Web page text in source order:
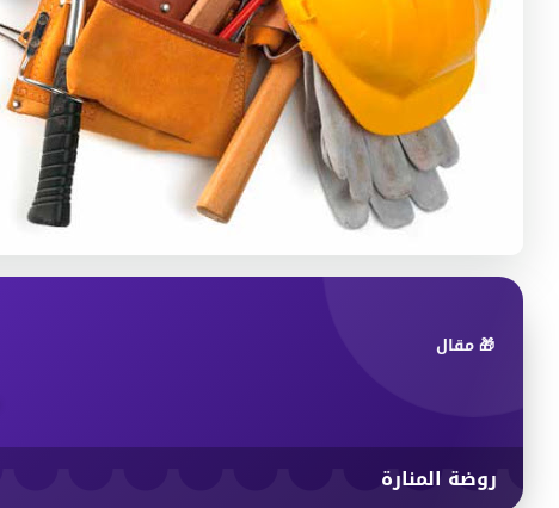
🎁 مقال
روضة المنارة